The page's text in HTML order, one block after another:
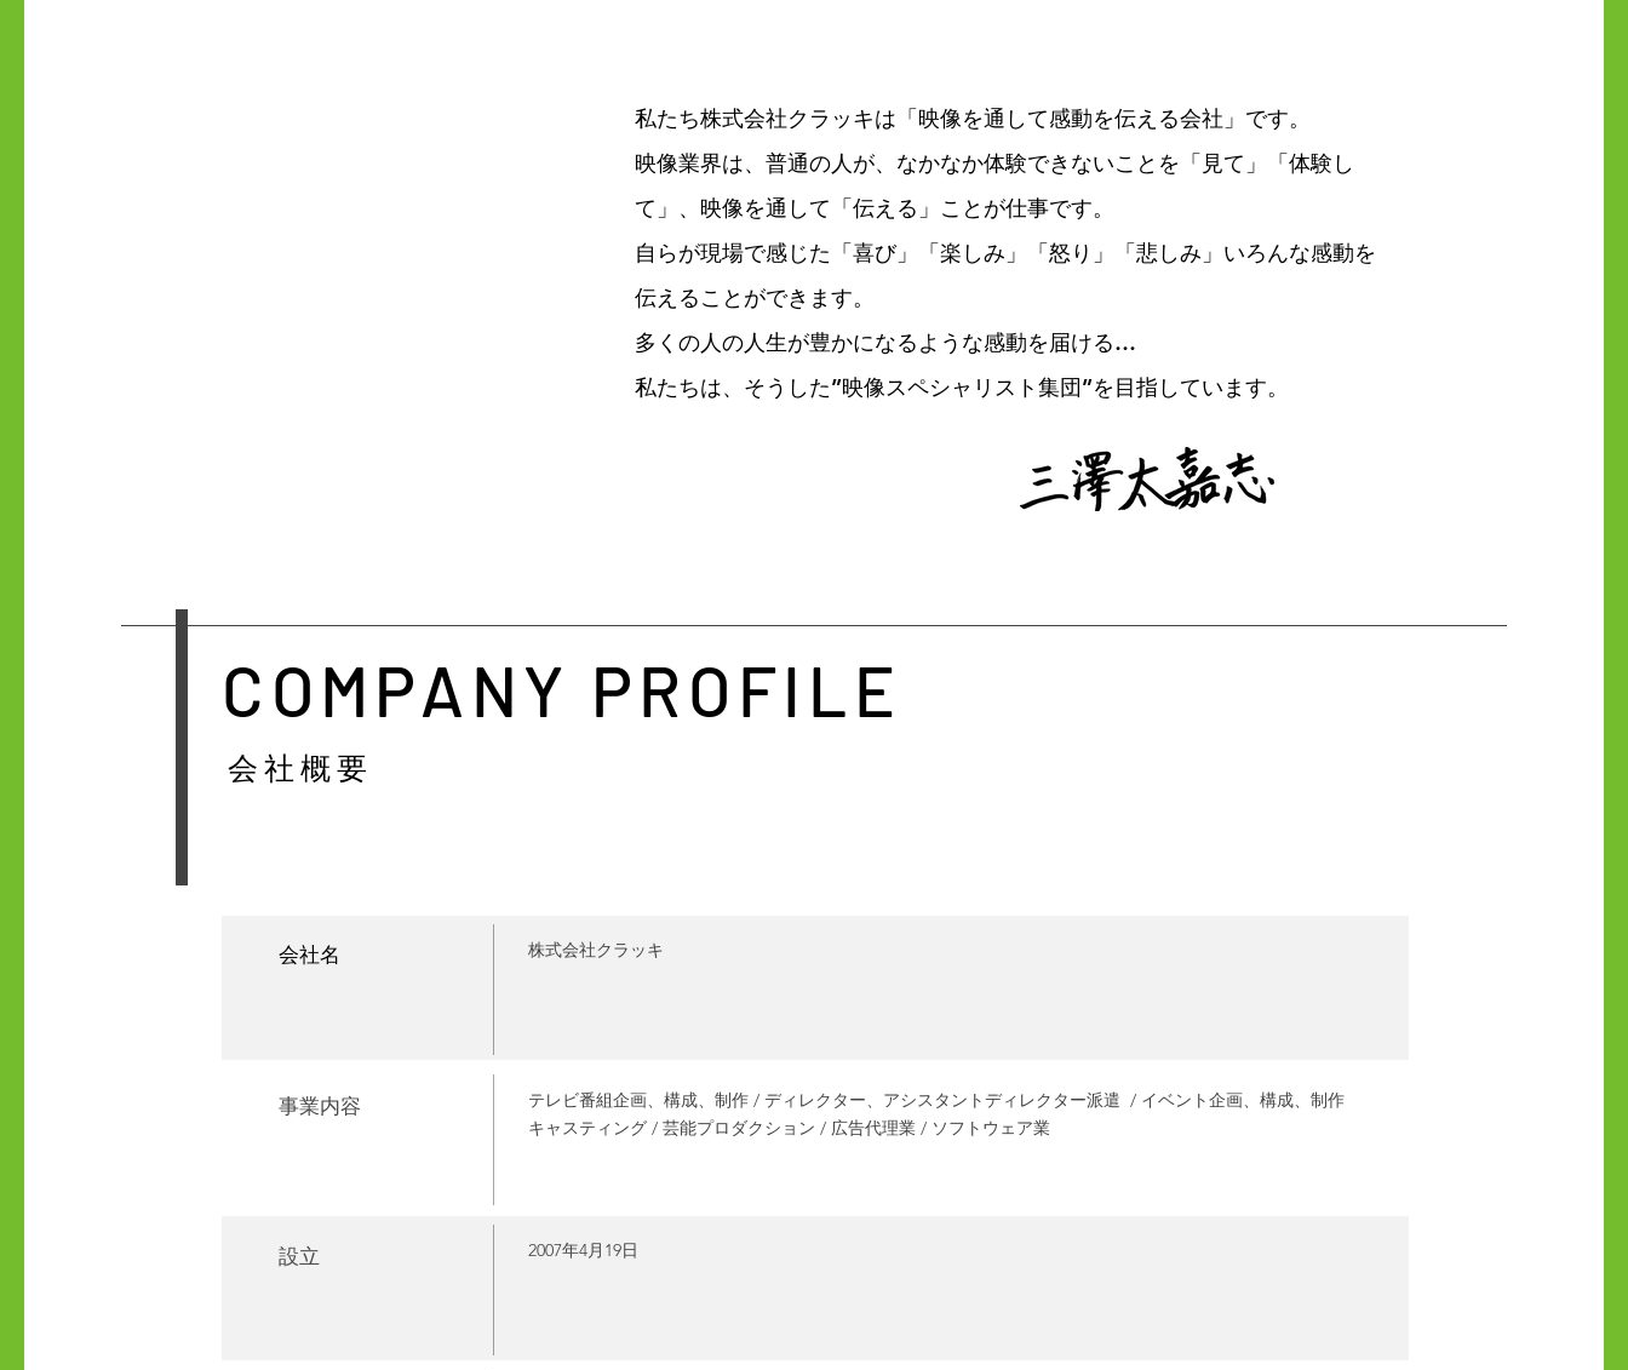
私たち株式会社クラッキは「映像を通して感動を伝える会社」です。
映像業界は、普通の人が、なかなか体験できないことを 「見て」「体験し
て」、映像を通して「伝える」ことが仕事です。
自らが現場で感じた 「喜び」「楽しみ」「怒り」「悲しみ」 いろんな感動を
伝えることができます。
多くの人の人生が豊かになるような感動を届ける…
私たちは、そうした”映像スペシャリスト集団”を目指しています。
COMPANY PROFILE
​会社概要
​会社名 ​株式会社クラッキ
​事業内容
テレビ番組企画、構成、制作 / ディレクター、アシスタントディレクター派遣 / イベント企画、構成、制作
キャスティング / 芸能プロダクション / 広告代理業 / ソフトウェア業
​設立 2007年4月19日